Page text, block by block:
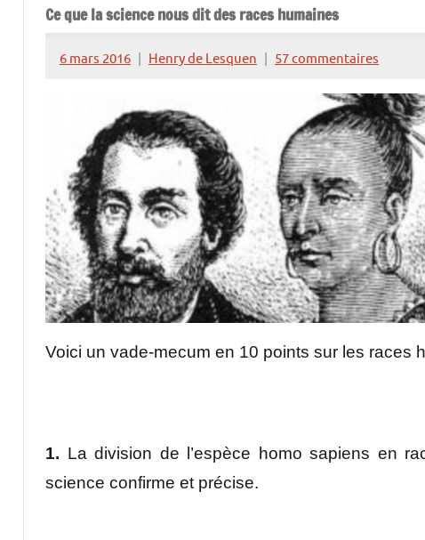
Ce que la science nous dit des races humaines
6 mars 2016 Henry de Lesquen 57 commentaires
Voici un vade-mecum en 10 points sur les races
1. La division de l’espèce homo sapiens en
science confirme et précise.